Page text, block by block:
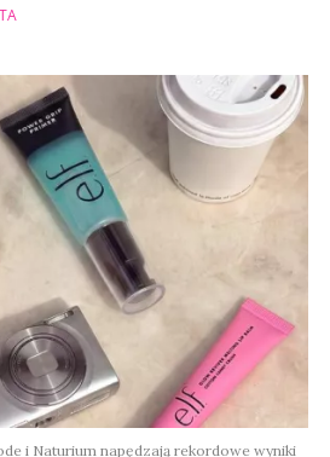
i Naturium napędzają rekordowe wyniki